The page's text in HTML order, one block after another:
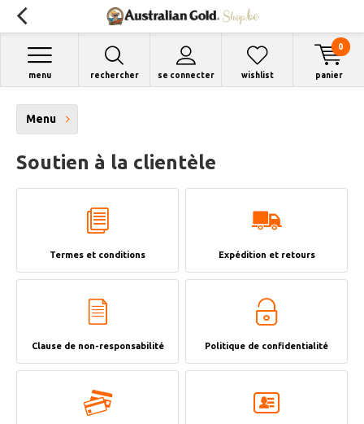
rechercher se connecter
menu wishlist panier
0
Menu
Soutien à la clientèle
Termes et conditions Expédition et retours
Clause de non-responsabilité Politique de confidentialité